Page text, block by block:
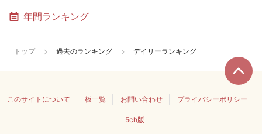
年間ランキング
トップ 過去のランキング デイリーランキング
このサイトについて 板一覧 お問い合わせ プライバシーポリシー
5ch版